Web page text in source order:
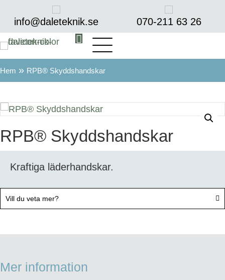
info@daleteknik.se 070-211 63 26‬
Hem » RPB® Skyddshandskar
RPB® Skyddshandskar
Kraftiga läderhandskar.
Vill du veta mer?
Mer information